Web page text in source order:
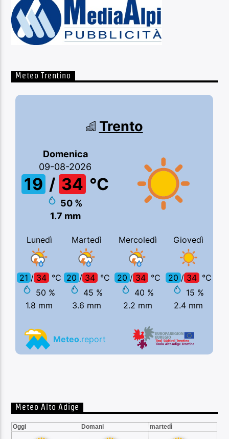
Meteo Trentino
Meteo Alto Adige
Oggi Domani martedì